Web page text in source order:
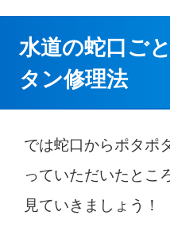
水道の蛇口ご
タン修理法
では蛇口からポタポ
っていただいたとこ
見ていきましょう！